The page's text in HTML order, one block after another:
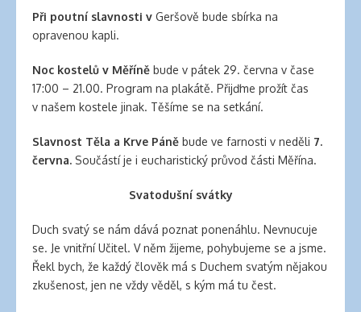
Při poutní slavnosti v Geršově bude sbírka na
opravenou kapli.
Noc kostelů v Měříně bude v pátek 29. června v čase
17:00 – 21.00. Program na plakátě. Přijďme prožít čas
v našem kostele jinak. Těšíme se na setkání.
Slavnost Těla a Krve Páně bude ve farnosti v neděli 7.
června. Součástí je i eucharistický průvod části Měřína.
Svatodušní svátky
Duch svatý se nám dává poznat ponenáhlu. Nevnucuje
se. Je vnitřní Učitel. V něm žijeme, pohybujeme se a jsme.
Řekl bych, že každý člověk má s Duchem svatým nějakou
zkušenost, jen ne vždy věděl, s kým má tu čest.